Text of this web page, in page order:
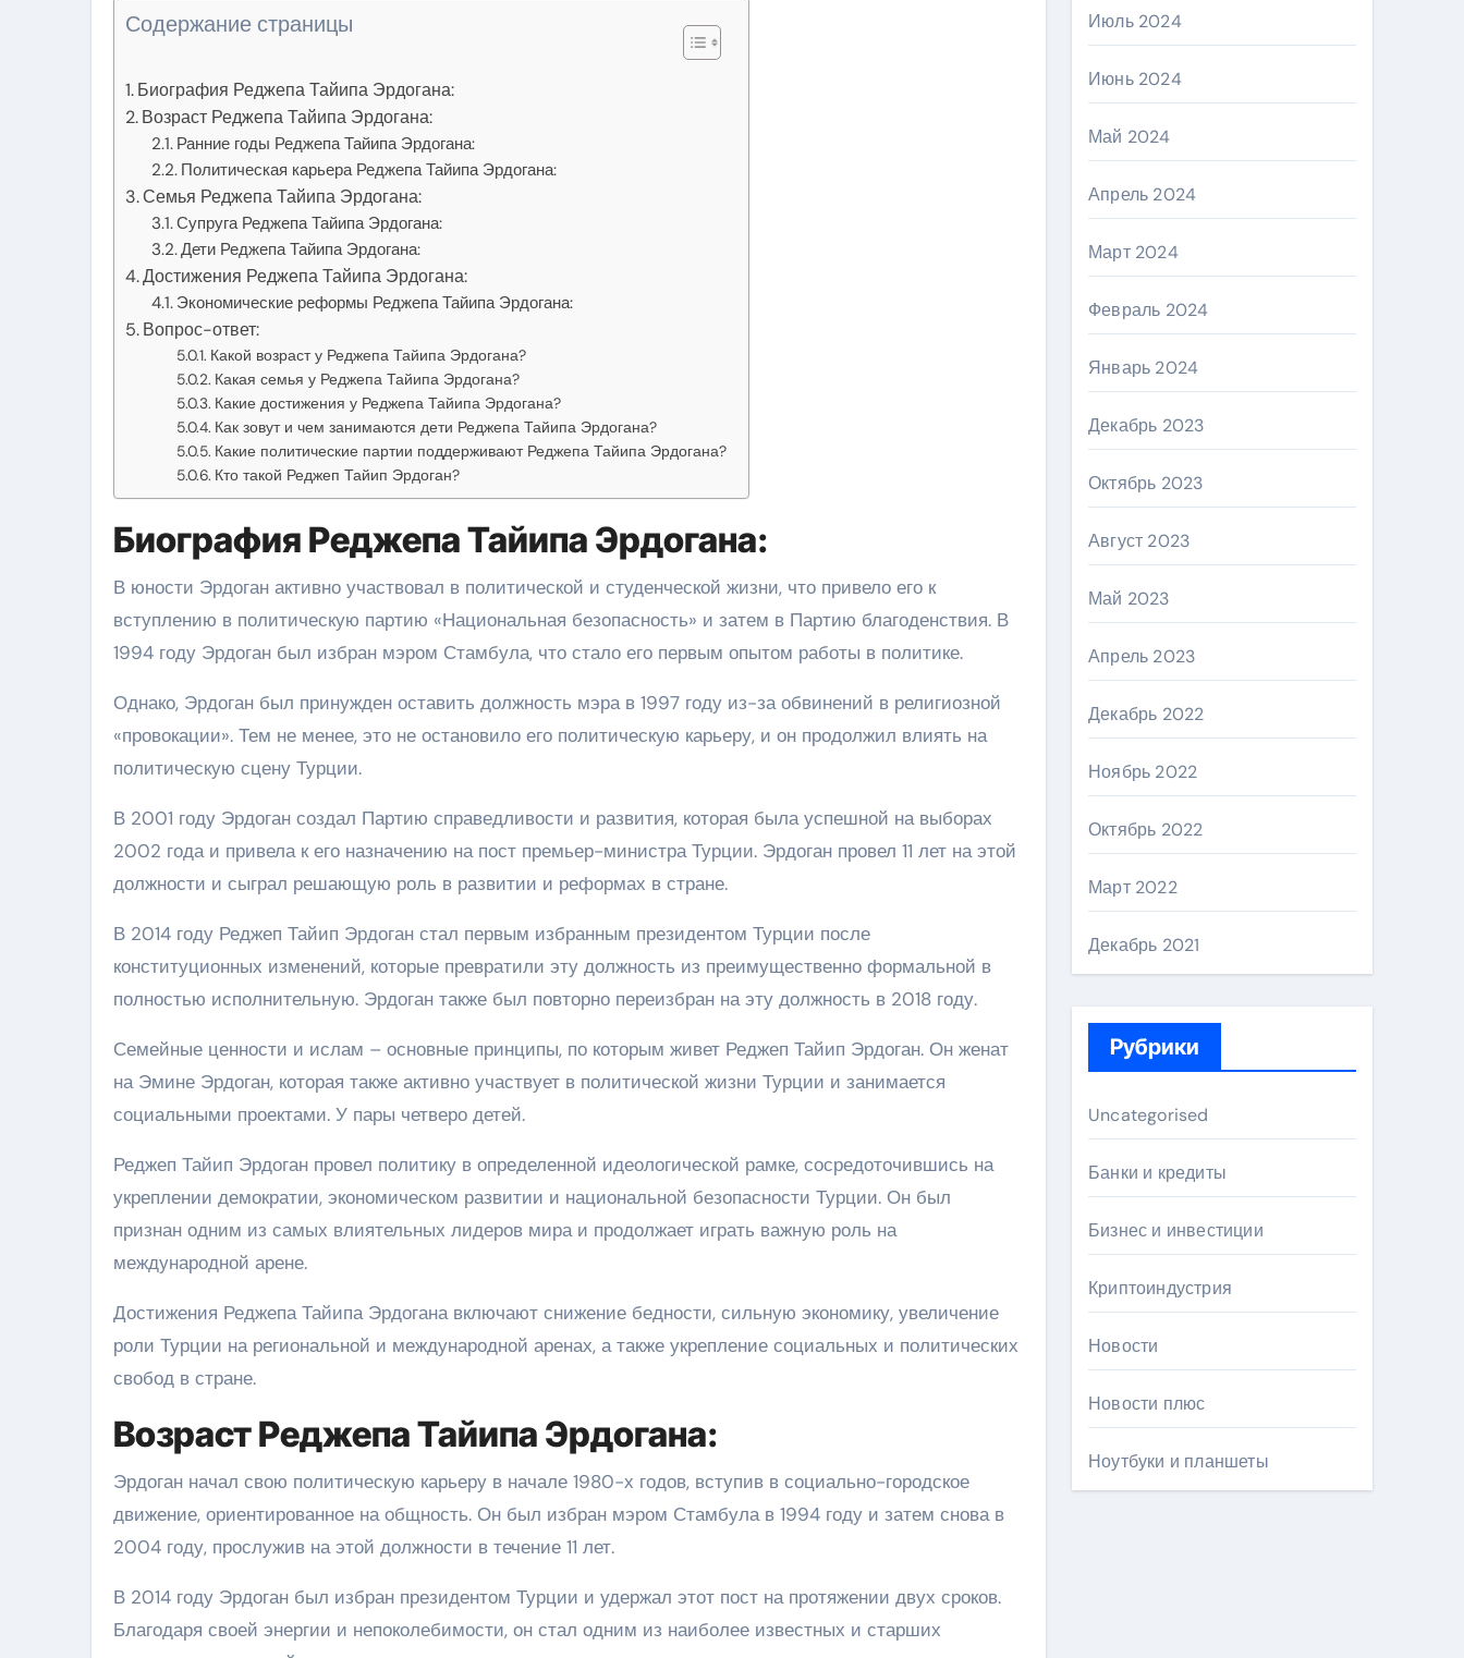
Содержание страницы
Биография Реджепа Тайипа Эрдогана:
Возраст Реджепа Тайипа Эрдогана:
Ранние годы Реджепа Тайипа Эрдогана:
Политическая карьера Реджепа Тайипа Эрдогана:
Семья Реджепа Тайипа Эрдогана:
Супруга Реджепа Тайипа Эрдогана:
Дети Реджепа Тайипа Эрдогана:
Достижения Реджепа Тайипа Эрдогана:
Экономические реформы Реджепа Тайипа Эрдогана:
Вопрос-ответ:
Какой возраст у Реджепа Тайипа Эрдогана?
Какая семья у Реджепа Тайипа Эрдогана?
Какие достижения у Реджепа Тайипа Эрдогана?
Как зовут и чем занимаются дети Реджепа Тайипа Эрдогана?
Какие политические партии поддерживают Реджепа Тайипа Эрдогана?
Кто такой Реджеп Тайип Эрдоган?
Биография Реджепа Тайипа Эрдогана:
В юности Эрдоган активно участвовал в политической и студенческой жизни, что привело его к
вступлению в политическую партию «Национальная безопасность» и затем в Партию благоденствия. В
1994 году Эрдоган был избран мэром Стамбула, что стало его первым опытом работы в политике.
Однако, Эрдоган был принужден оставить должность мэра в 1997 году из-за обвинений в религиозной
«провокации». Тем не менее, это не остановило его политическую карьеру, и он продолжил влиять на
политическую сцену Турции.
В 2001 году Эрдоган создал Партию справедливости и развития, которая была успешной на выборах
2002 года и привела к его назначению на пост премьер-министра Турции. Эрдоган провел 11 лет на этой
должности и сыграл решающую роль в развитии и реформах в стране.
В 2014 году Реджеп Тайип Эрдоган стал первым избранным президентом Турции после
конституционных изменений, которые превратили эту должность из преимущественно формальной в
полностью исполнительную. Эрдоган также был повторно переизбран на эту должность в 2018 году.
Семейные ценности и ислам – основные принципы, по которым живет Реджеп Тайип Эрдоган. Он женат
на Эмине Эрдоган, которая также активно участвует в политической жизни Турции и занимается
социальными проектами. У пары четверо детей.
Реджеп Тайип Эрдоган провел политику в определенной идеологической рамке, сосредоточившись на
укреплении демократии, экономическом развитии и национальной безопасности Турции. Он был
признан одним из самых влиятельных лидеров мира и продолжает играть важную роль на
международной арене.
Достижения Реджепа Тайипа Эрдогана включают снижение бедности, сильную экономику, увеличение
роли Турции на региональной и международной аренах, а также укрепление социальных и политических
свобод в стране.
Возраст Реджепа Тайипа Эрдогана:
Эрдоган начал свою политическую карьеру в начале 1980-х годов, вступив в социально-городское
движение, ориентированное на общность. Он был избран мэром Стамбула в 1994 году и затем снова в
2004 году, прослужив на этой должности в течение 11 лет.
В 2014 году Эрдоган был избран президентом Турции и удержал этот пост на протяжении двух сроков.
Благодаря своей энергии и непоколебимости, он стал одним из наиболее известных и старших
Июль 2024
Июнь 2024
Май 2024
Апрель 2024
Март 2024
Февраль 2024
Январь 2024
Декабрь 2023
Октябрь 2023
Август 2023
Май 2023
Апрель 2023
Декабрь 2022
Ноябрь 2022
Октябрь 2022
Март 2022
Декабрь 2021
Рубрики
Uncategorised
Банки и кредиты
Бизнес и инвестиции
Криптоиндустрия
Новости
Новости плюс
Ноутбуки и планшеты